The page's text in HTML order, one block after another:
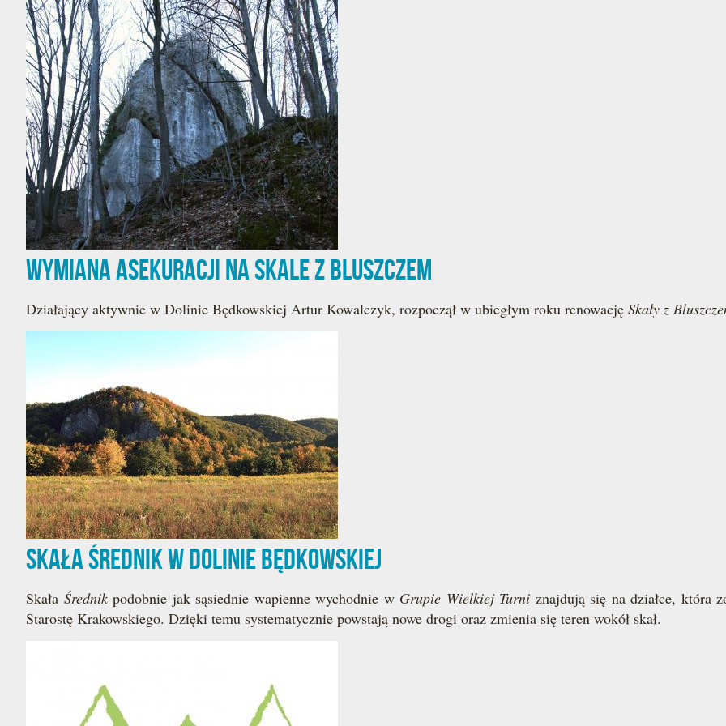
Wymiana asekuracji na Skale z Bluszczem
Działający aktywnie w Dolinie Będkowskiej Artur Kowalczyk, rozpoczął w ubiegłym roku renowację Skały z
Skała Średnik w Dolinie Będkowskiej
Skała Średnikpodobnie jak sąsiednie wapienne wychodnie w Grupie Wielkiej Turni znajdują się na działce, która
Starostę Krakowskiego. Dzięki temu systematycznie powstają nowe drogi oraz zmienia się teren wokół skał.